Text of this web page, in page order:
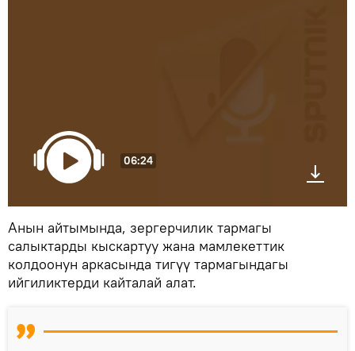
06:24
Анын айтымында, зергерчилик тармагы
салыктарды кыскартуу жана мамлекеттик
колдоонун аркасында тигүү тармагындагы
ийгиликтерди кайталай алат.